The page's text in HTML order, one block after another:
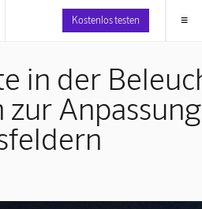
Kostenlos testen ≡
in der